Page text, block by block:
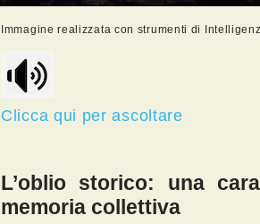
Immagine realizzata con strumenti di
Clicca qui per ascoltare
L’oblio storico: una
memoria collettiva